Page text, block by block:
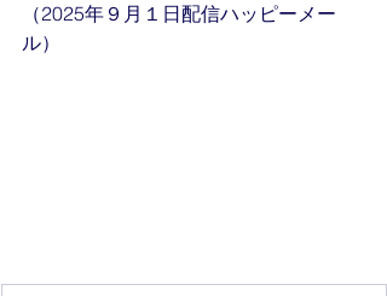
（2025年９月１日配信ハッピーメー
ル）